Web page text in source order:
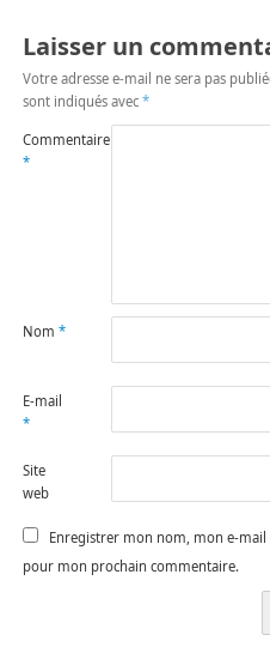
Laisser un
Votre adresse e-mail ne sera pas
sont indiqués avec *
Commentaire
*
Nom *
E-mail
*
Site
web
Enregistrer mon nom, mon e-
pour mon prochain commentaire.